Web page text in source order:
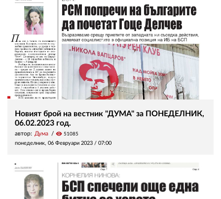
Новият брой на вестник "ДУМА" за ПОНЕДЕЛНИК,
06.02.2023 год.
автор: Дума visibility 51085
понеделник, 06 Февруари 2023 / 07:00